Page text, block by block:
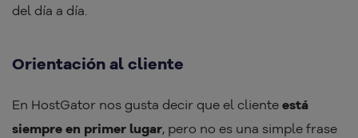
del día a día.
Orientación al cliente
En HostGator nos gusta decir que el cliente está
siempre en primer lugar, pero no es una simple frase